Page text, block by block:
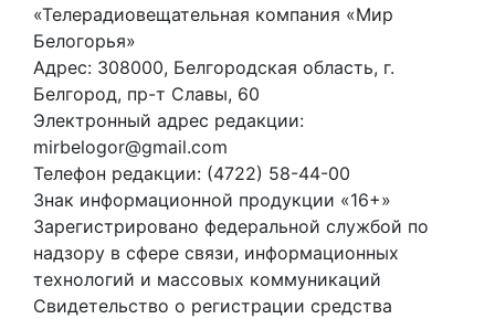
«Телерадиовещательная компания «Мир
Белогорья»
Адрес: 308000, Белгородская область, г.
Белгород, пр-т Славы, 60
Электронный адрес редакции:
mirbelogor@gmail.com
Телефон редакции: (4722) 58-44-00
Знак информационной продукции «16+»
Зарегистрировано федеральной службой по
надзору в сфере связи, информационных
технологий и массовых коммуникаций
Свидетельство о регистрации средства